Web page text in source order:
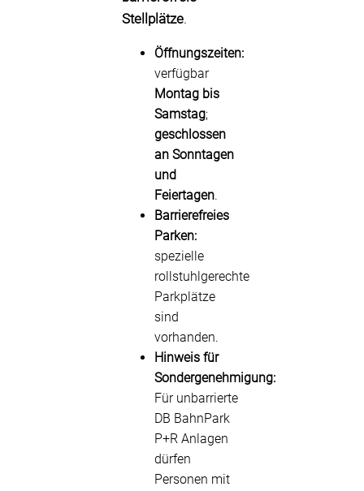
Stellplätze.
Öffnungszeiten:
verfügbar
Montag bis
Samstag;
geschlossen
an Sonntagen
und
Feiertagen.
Barrierefreies
Parken:
spezielle
rollstuhlgerechte
Parkplätze
sind
vorhanden.
Hinweis für
Sondergenehmigung:
Für unbarrierte
DB BahnPark
P+R Anlagen
dürfen
Personen mit